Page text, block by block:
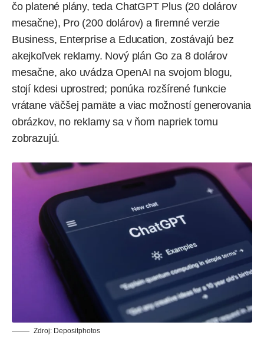
čo platené plány, teda ChatGPT Plus (20 dolárov
mesačne), Pro (200 dolárov) a firemné verzie
Business, Enterprise a Education, zostávajú bez
akejkoľvek reklamy. Nový plán Go za 8 dolárov
mesačne, ako uvádzaOpenAI na svojom blogu,
stojí kdesi uprostred; ponúka rozšírené funkcie
vrátane väčšej pamäte a viac možností generovania
obrázkov, no reklamy sa v ňom napriek tomu
zobrazujú.
Zdroj: Depositphotos